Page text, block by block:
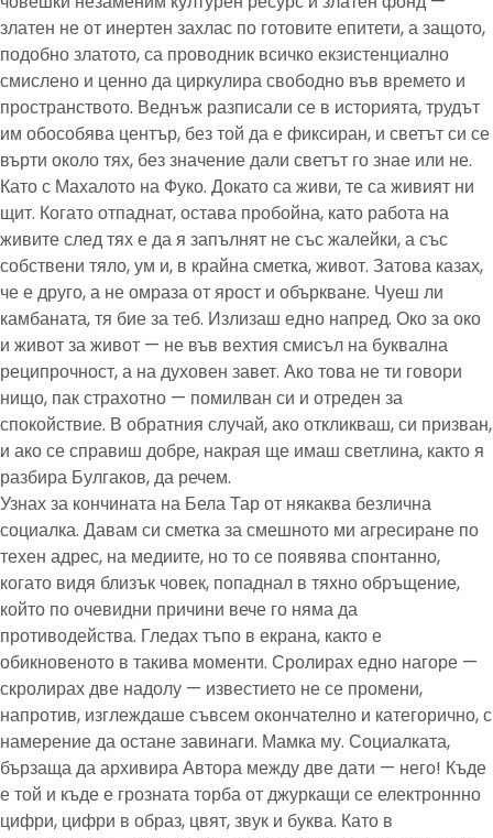
златен не от инертен захлас по готовите епитети, а защото,
подобно златото, са проводник всичко екзистенциално
смислено и ценно да циркулира свободно във времето и
пространството. Веднъж разписали се в историята, трудът
им обособява център, без той да е фиксиран, и светът си се
върти около тях, без значение дали светът го знае или не.
Като с Махалото на Фуко. Докато са живи, те са живият ни
щит. Когато отпаднат, остава пробойна, като работа на
живите след тях е да я запълнят не със жалейки, а със
собствени тяло, ум и, в крайна сметка, живот. Затова казах,
че е друго, а не омраза от ярост и объркване. Чуеш ли
камбаната, тя бие за теб. Излизаш едно напред. Око за око
и живот за живот — не във вехтия смисъл на буквална
реципрочност, а на духовен завет. Ако това не ти говори
нищо, пак страхотно — помилван си и отреден за
спокойствие. В обратния случай, ако откликваш, си призван,
и ако се справиш добре, накрая ще имаш светлина, както я
разбира Булгаков, да речем.
Узнах за кончината на Бела Тар от някаква безлична
социалка. Давам си сметка за смешното ми агресиране по
техен адрес, на медиите, но то се появява спонтанно,
когато видя близък човек, попаднал в тяхно обръщение,
който по очевидни причини вече го няма да
противодейства. Гледах тъпо в екрана, както е
обикновеното в такива моменти. Сролирах едно нагоре —
скролирах две надолу — известието не се промени,
напротив, изглеждаше съвсем окончателно и категорично, с
намерение да остане завинаги. Мамка му. Социалката,
бързаща да архивира Автора между две дати — него! Къде
е той и къде е грозната торба от джуркащи се електроннно
цифри, цифри в образ, цвят, звук и буква. Като в